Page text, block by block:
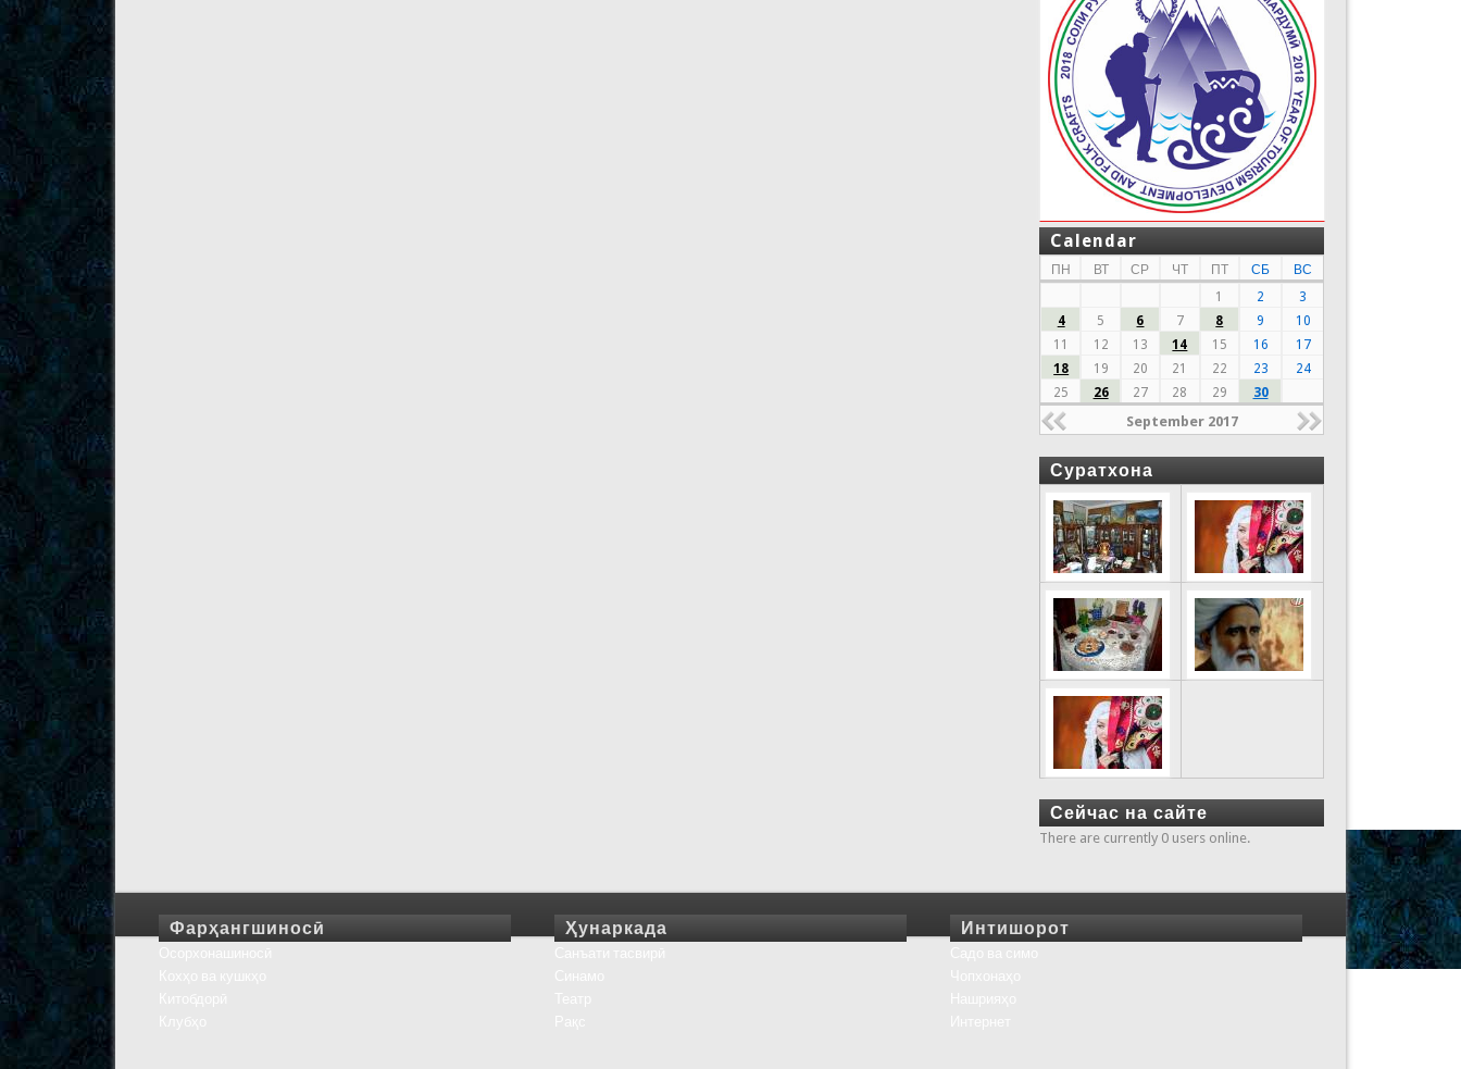
Calendar
ПН ВТ СР ЧТ ПТ СБ
ВС
1
2
3
4
5 6 7 8 9
10
11
12 13 14 15 16
17
18
19 20 21 22 23
24
25
26 27 28 29 30
September 2017
Суратхона
Сейчас на сайте
There are currently 0 users online.
Фарҳангшиносӣ Ҳунаркада Интишорот